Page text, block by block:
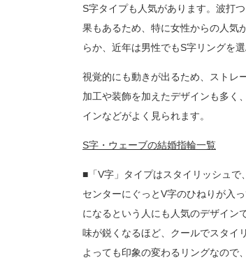
S字タイプも人気があります。波打
果もあるため、特に女性からの人気
らか、近年は男性でもS字リングを
視覚的にも動きが出るため、ストレ
加工や装飾を加えたデザインも多く
インなどがよく見られます。
S字・ウェーブの結婚指輪一覧
■「V字」タイプはスタイリッシュで
センターにぐっとV字のひねりが入
になるという人にも人気のデザイン
味が鋭くなるほど、クールでスタイ
よっても印象の変わるリングなので